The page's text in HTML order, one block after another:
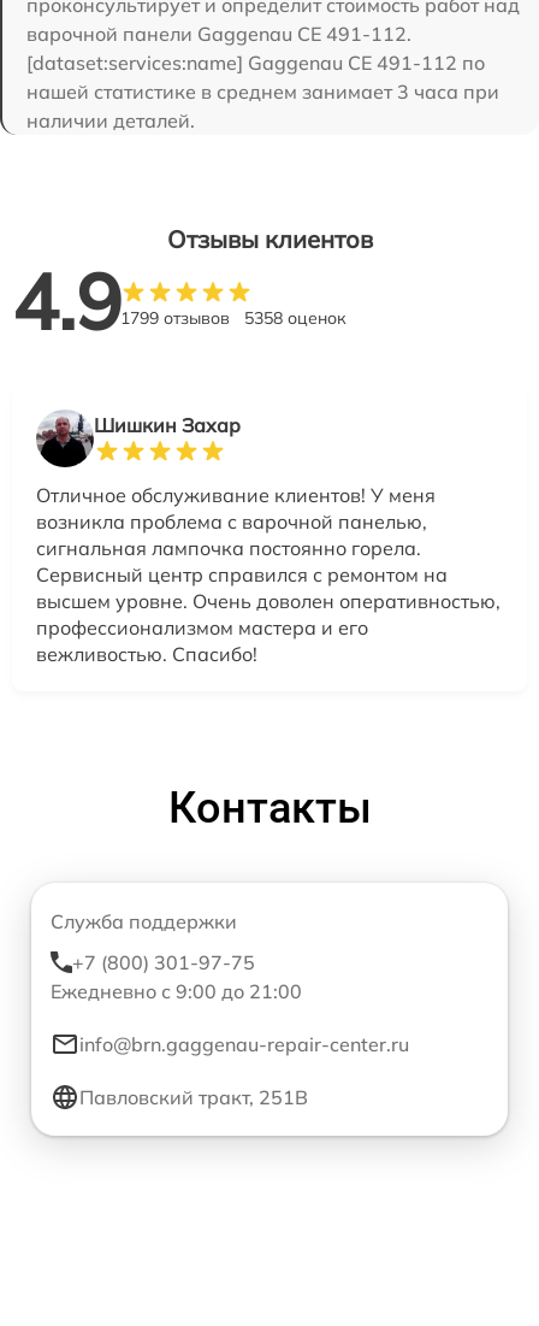
проконсультирует и определит стоимость работ над
варочной панели Gaggenau CE 491-112.
[dataset:services:name] Gaggenau CE 491-112 по
нашей статистике в среднем занимает 3 часа при
наличии деталей.
Отзывы клиентов
4.91799 отзывов 5358 оценок
Шишкин Захар
Отличное обслуживание клиентов! У меня
возникла проблема с варочной панелью,
сигнальная лампочка постоянно горела.
Сервисный центр справился с ремонтом на
высшем уровне. Очень доволен оперативностью,
профессионализмом мастера и его
вежливостью. Спасибо!
Контакты
Служба поддержки
+7 (800) 301-97-75
Ежедневно с 9:00 до 21:00
info@brn.gaggenau-repair-center.ru
Павловский тракт, 251В